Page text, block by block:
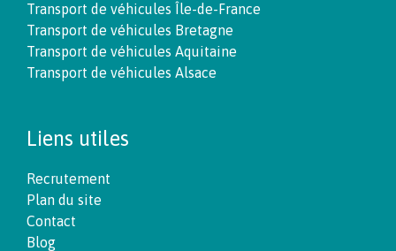
Transport de véhicules Île-de-France
Transport de véhicules Bretagne
Transport de véhicules Aquitaine
Transport de véhicules Alsace
Liens utiles
Recrutement
Plan du site
Contact
Blog